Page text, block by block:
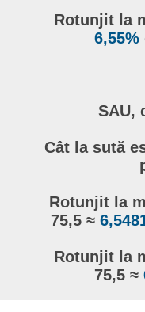
Rotunjit la
6,55%
SAU,
Cât la sută
Rotunjit la
75,5 ≈
Rotunjit la
75,5 ≈